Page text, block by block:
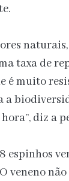
taxa de
é muito
diz a